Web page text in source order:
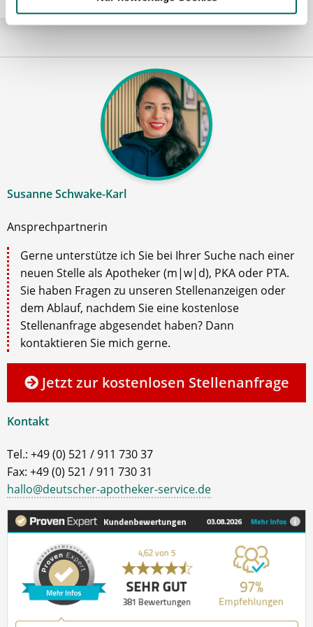
Susanne Schwake-Karl
Ansprechpartnerin
Gerne unterstütze ich Sie bei Ihrer Suche nach einer
neuen Stelle als Apotheker (m|w|d), PKA oder PTA.
Sie haben Fragen zu unseren Stellenanzeigen oder
dem Ablauf, nachdem Sie eine kostenlose
Stellenanfrage abgesendet haben? Dann
kontaktieren Sie mich gerne.
Jetzt zur kostenlosen Stellenanfrage
Kontakt
Tel.: +49 (0) 521 / 911 730 37
Fax: +49 (0) 521 / 911 730 31
hallo@deutscher-apotheker-service.de